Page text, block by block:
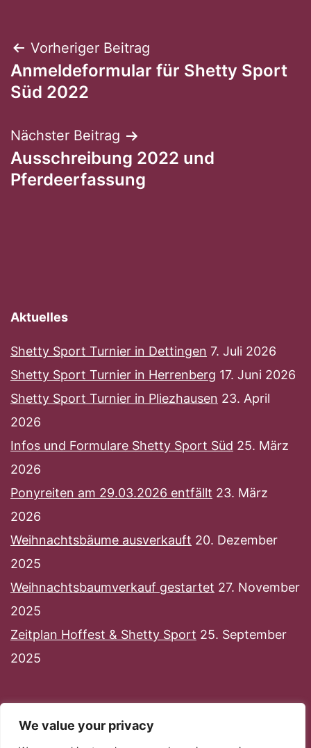
We value your privacy
Beitragsnavigation
Vorheriger Beitrag
Anmeldeformular für Shetty Sport
Süd 2022
Nächster Beitrag
Ausschreibung 2022 und
Pferdeerfassung
Aktuelles
Shetty Sport Turnier in Dettingen 7. Juli 2026
Shetty Sport Turnier in Herrenberg 17. Juni 2026
Shetty Sport Turnier in Pliezhausen 23. April
2026
Infos und Formulare Shetty Sport Süd 25. März
2026
Ponyreiten am 29.03.2026 entfällt 23. März
2026
Weihnachtsbäume ausverkauft 20. Dezember
2025
Weihnachtsbaumverkauf gestartet 27. November
2025
Zeitplan Hoffest & Shetty Sport 25. September
2025